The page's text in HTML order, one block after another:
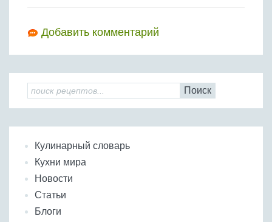
Добавить комментарий
Поиск
Кулинарный словарь
Кухни мира
Новости
Статьи
Блоги